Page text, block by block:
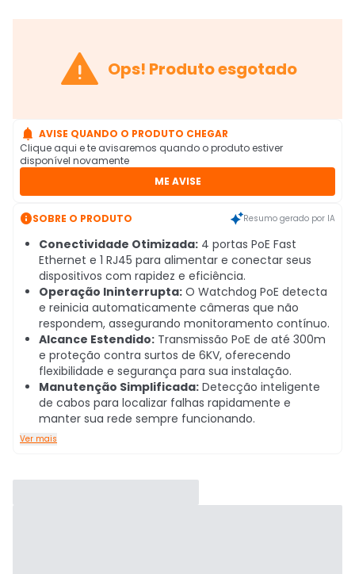
 Ops! Produto esgotado
 AVISE QUANDO O PRODUTO CHEGAR
Clique aqui e te avisaremos quando o produto estiver
disponível novamente
ME AVISE
SOBRE O PRODUTO Resumo gerado por IA
Conectividade Otimizada: 4 portas PoE Fast
Ethernet e 1 RJ45 para alimentar e conectar seus
dispositivos com rapidez e eficiência.
Operação Ininterrupta: O Watchdog PoE detecta
e reinicia automaticamente câmeras que não
respondem, assegurando monitoramento contínuo.
Alcance Estendido: Transmissão PoE de até 300m
e proteção contra surtos de 6KV, oferecendo
flexibilidade e segurança para sua instalação.
Manutenção Simplificada: Detecção inteligente
de cabos para localizar falhas rapidamente e
manter sua rede sempre funcionando.
Ver mais